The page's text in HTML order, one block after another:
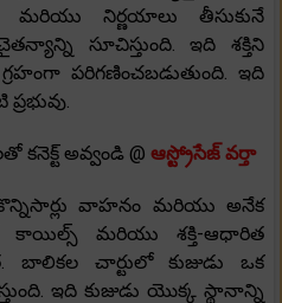
మరియు నిర్ణయాలు తీసుకునే
సూచిస్తుంది. ఇది శక్తిని
పరిగణించబడుతుంది. ఇది
కనెక్ట్ అవ్వండి @ ఆస్ట్రోసేజ్ వర్తా
వాహనం మరియు అనేక
కాయిల్స్ మరియు శక్తి-ఆధారిత
చార్టులో కుజుడు ఒక
ఇది కుజుడు యొక్క స్థానాన్ని